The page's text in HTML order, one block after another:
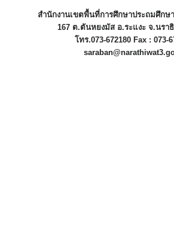
สำนักงานเขตพื้นที่การศึกษาประถมศึกษ
167 ต.ตันหยงมัส อ.ระแงะ จ.นราธิ
โทร.073-672180 Fax : 073-